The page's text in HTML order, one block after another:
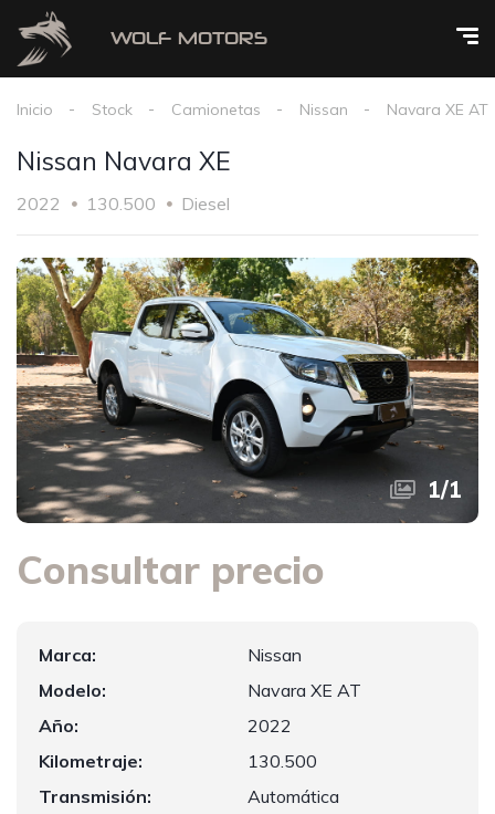
Inicio Stock Camionetas Nissan Navara XE AT
Nissan Navara XE
2022 130.500 Diesel
1/1
Consultar precio
Marca:
Nissan
Modelo:
Navara XE AT
Año:
2022
Kilometraje:
130.500
Transmisión:
Automática